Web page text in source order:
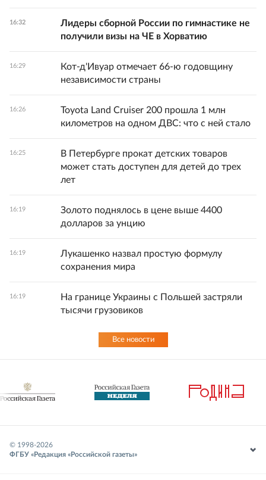
16:32
Лидеры сборной России по гимнастике не
получили визы на ЧЕ в Хорватию
16:29
Кот-д'Ивуар отмечает 66-ю годовщину
независимости страны
16:26
Toyota Land Cruiser 200 прошла 1 млн
километров на одном ДВС: что с ней стало
16:25
В Петербурге прокат детских товаров
может стать доступен для детей до трех
лет
16:19
Золото поднялось в цене выше 4400
долларов за унцию
16:19
Лукашенко назвал простую формулу
сохранения мира
16:19
На границе Украины с Польшей застряли
тысячи грузовиков
Все новости
© 1998-2026
ФГБУ «Редакция «Российской газеты»